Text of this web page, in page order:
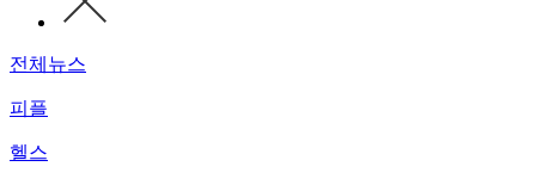
전체뉴스
피플
헬스